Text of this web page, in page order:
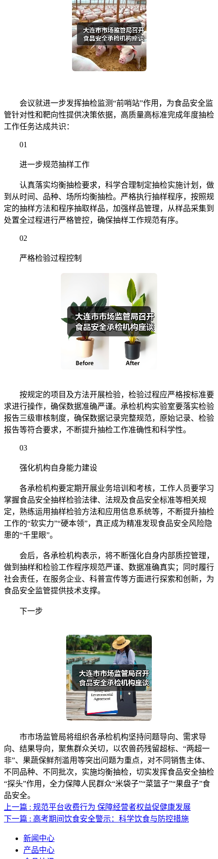
会议就进一步发挥抽检监测“前哨站”作用，为食品安全监
管针对性和靶向性提供决策依据，高质量高标准完成年度抽检
工作任务达成共识：
01
进一步规范抽样工作
认真落实均衡抽检要求，科学合理制定抽检实施计划，做
到从时间、品种、场所均衡抽检。严格执行抽样程序，按照规
定的抽样方法和程序抽取样品，加强样品管理，从样品采集到
处置全过程进行严格管控，确保抽样工作规范有序。
02
严格检验过程控制
按规定的项目及方法开展检验，检验过程应严格按标准要
求进行操作，确保数据准确严谨。承检机构实验室要落实检验
报告三级审核制度，确保数据记录完整规范，原始记录、检验
报告等符合要求，不断提升抽检工作准确性和科学性。
03
强化机构自身能力建设
各承检机构要定期开展业务培训和考核，工作人员要学习
掌握食品安全抽样检验法律、法规及食品安全标准等相关规
定，熟练运用抽样检验方法和应用信息系统等，不断提升抽检
工作的“软实力”“硬本领”，真正成为精准发现食品安全风险隐
患的“千里眼”。
会后，各承检机构表示，将不断强化自身内部质控管理，
做到抽样和检验工作程序规范严谨、数据准确真实；同时履行
社会责任，在服务企业、科普宣传等方面进行探索和创新，为
食品安全监管提供技术支撑。
下一步
市市场监管局将组织各承检机构坚持问题导向、需求导
向、结果导向，聚焦群众关切，以农兽药残留超标、“两超一
非”、果蔬保鲜剂滥用等突出问题为重点，对不同销售主体、
不同品种、不同批次，实施均衡抽检，切实发挥食品安全抽检
“探头”作用，全力保障人民群众“米袋子”“菜篮子”“果盘子”食
品安全。
上一篇 : 规范平台收费行为 保障经营者权益促健康发展
下一篇 : 高考期间饮食安全警示：科学饮食与防控措施
新闻中心
产品中心